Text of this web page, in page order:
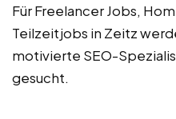
Für Freelancer Jobs,
Teilzeitjobs in Zeitz
motivierte SEO-
gesucht.